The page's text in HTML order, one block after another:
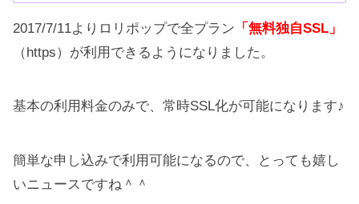
2017/7/11よりロリポップで全プラン 「無料独自SSL」
（https）が利用できるようになりました。
基本の利用料金のみで、常時SSL化が可能になります♪
簡単な申し込みで利用可能になるので、とっても嬉し
いニュースですね＾＾